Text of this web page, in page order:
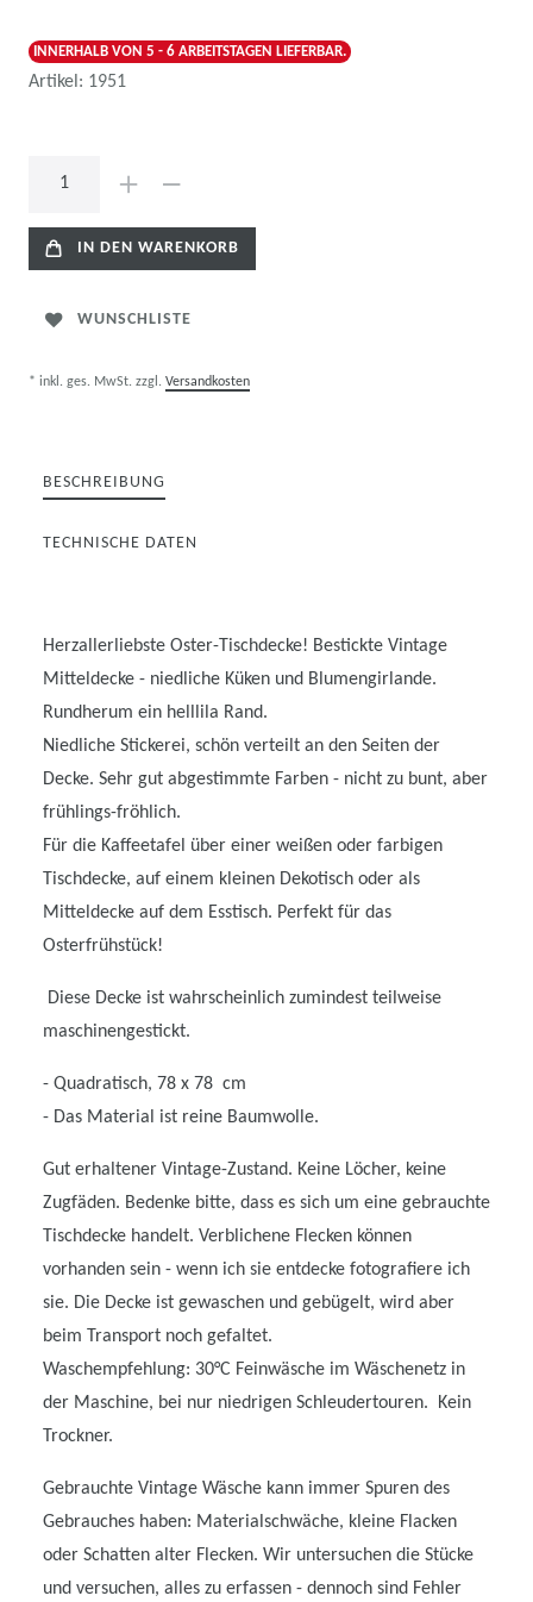
INNERHALB VON 5 - 6 ARBEITSTAGEN LIEFERBAR.
Artikel: 1951
IN DEN WARENKORB
WUNSCHLISTE
* inkl. ges. MwSt. zzgl. Versandkosten
BESCHREIBUNG
TECHNISCHE DATEN
Herzallerliebste Oster-Tischdecke! Bestickte Vintage
Mitteldecke - niedliche Küken und Blumengirlande.
Rundherum ein helllila Rand.
Niedliche Stickerei, schön verteilt an den Seiten der
Decke. Sehr gut abgestimmte Farben - nicht zu bunt, aber
frühlings-fröhlich.
Für die Kaffeetafel über einer weißen oder farbigen
Tischdecke, auf einem kleinen Dekotisch oder als
Mitteldecke auf dem Esstisch. Perfekt für das
Osterfrühstück!
Diese Decke ist wahrscheinlich zumindest teilweise
maschinengestickt.
- Quadratisch, 78 x 78 cm
- Das Material ist reine Baumwolle.
Gut erhaltener Vintage-Zustand. Keine Löcher, keine
Zugfäden. Bedenke bitte, dass es sich um eine gebrauchte
Tischdecke handelt. Verblichene Flecken können
vorhanden sein - wenn ich sie entdecke fotografiere ich
sie. Die Decke ist gewaschen und gebügelt, wird aber
beim Transport noch gefaltet.
Waschempfehlung: 30°C Feinwäsche im Wäschenetz in
der Maschine, bei nur niedrigen Schleudertouren. Kein
Trockner.
Gebrauchte Vintage Wäsche kann immer Spuren des
Gebrauches haben: Materialschwäche, kleine Flacken
oder Schatten alter Flecken. Wir untersuchen die Stücke
und versuchen, alles zu erfassen - dennoch sind Fehler